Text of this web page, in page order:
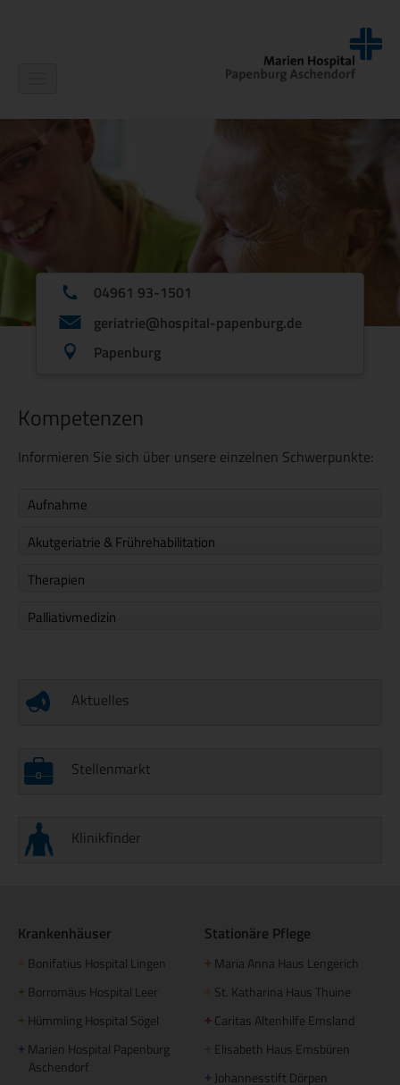
04961 93-1501
geriatrie@hospital-papenburg.de
Papenburg
Kompetenzen
Informieren Sie sich über unsere einzelnen Schwerpunkte:
Aufnahme
Akutgeriatrie & Frührehabilitation
Therapien
Palliativmedizin
Aktuelles
Stellenmarkt
Klinikfinder
Krankenhäuser
+ Bonifatius Hospital Lingen
+ Borromäus Hospital Leer
+ Hümmling Hospital Sögel
+ Marien Hospital Papenburg
Aschendorf
Stationäre Pflege
+ Maria Anna Haus Lengerich
+ St. Katharina Haus Thuine
+ Caritas Altenhilfe Emsland
Elisabeth Haus Emsbüren
+ Johannesstift Dörpen